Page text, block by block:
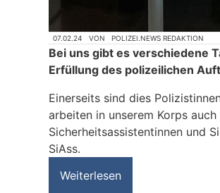
07.02.24 VON POLIZEI.NEWS REDAKTION
Bei uns gibt es verschiedene
Erfüllung des polizeilichen
Einerseits sind dies
arbeiten in unserem Korps
Sicherheitsassistentinnen und
SiAss.
Weiterlesen